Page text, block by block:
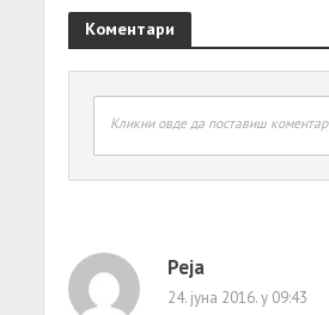
Коментари
Кликни овде да поставиш коментар
Peja
24. јуна 2016. у 09:43